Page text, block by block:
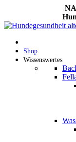
Shop
Wissenswertes